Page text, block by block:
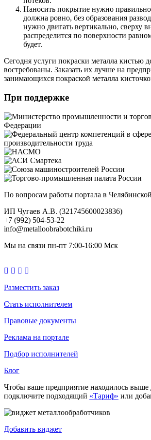
Наносить покрытие нужно
должна ровно, без образования
нужно двигать вертикально, сверху
распределится по поверхности
будет.
Сегодня услуги покраски металла кистью
востребованы. Заказать их лучше на
занимающихся покраской металла
При поддержке
По вопросам работы портала в
ИП Чугаев А.В. (321745600023836)
+7 (992) 504-53-22
info@metalloobrabotchiki.ru
Мы на связи пн-пт 7:00-16:00 Мск
Разместить заказ
Стать исполнителем
Правовые документы
Реклама на портале
Подбор исполнителей
Блог
Чтобы ваше предприятие находилось выше
подключите подходящий «Тариф» или
Добавить виджет